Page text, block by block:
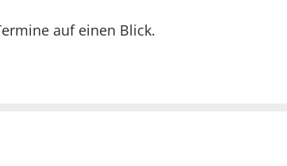
auf einen Blick.